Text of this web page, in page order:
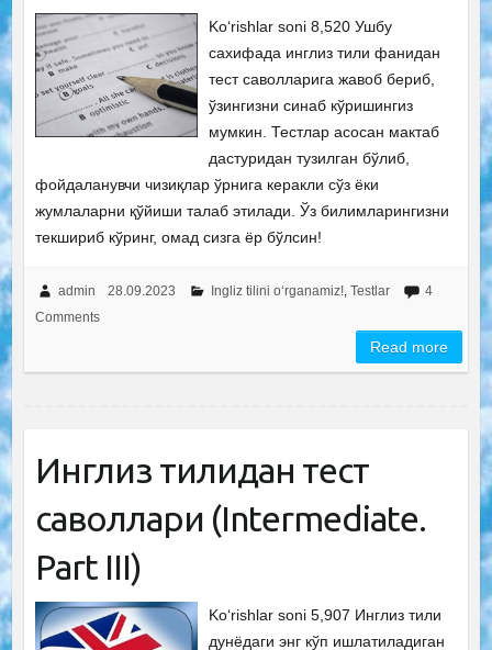
Ko‘rishlar soni 8,520 Ушбу
сахифада инглиз тили фанидан
тест саволларига жавоб бериб,
ўзингизни синаб кўришингиз
мумкин. Тестлар асосан мактаб
дастуридан тузилган бўлиб,
фойдаланувчи чизиқлар ўрнига керакли сўз ёки
жумлаларни қўйиши талаб этилади. Ўз билимларингизни
текшириб кўринг, омад сизга ёр бўлсин!
admin 28.09.2023 Ingliz tilini o‘rganamiz!, Testlar
4
Comments
Read more
Инглиз тилидан тест
саволлари (Intermediate.
Рart III)
Ko‘rishlar soni 5,907 Инглиз тили
дунёдаги энг кўп ишлатиладиган